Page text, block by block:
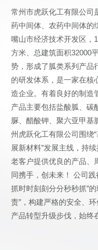
常州市虎跃化工有限公司
药中间体、农药中间体的
嘴山市经济技术开发区，
方米、总建筑面积32000
势，形成了胍类系列产品
的研发体系，是一家在核
造企业。有着良好的制造
产品主要包括盐酸胍、碳
脲、醋酸钾、聚六亚甲基
州虎跃化工有限公司围绕
展新材料”发展主线，持
老客户提供优良的产品、
同携手，创未来！ 公司
抓时时刻刻分分秒秒抓”
责”，构建严格的安全、
产品转型升级步伐，始终